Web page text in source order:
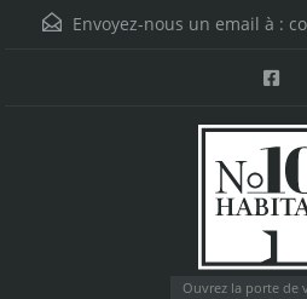
Envoyez-nous un email à :
Ouvrez la porte de